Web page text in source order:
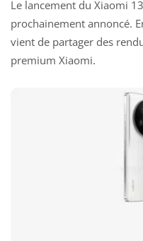
Le lancement du Xiaomi
prochainement annoncé.
vient de partager des
premium Xiaomi.